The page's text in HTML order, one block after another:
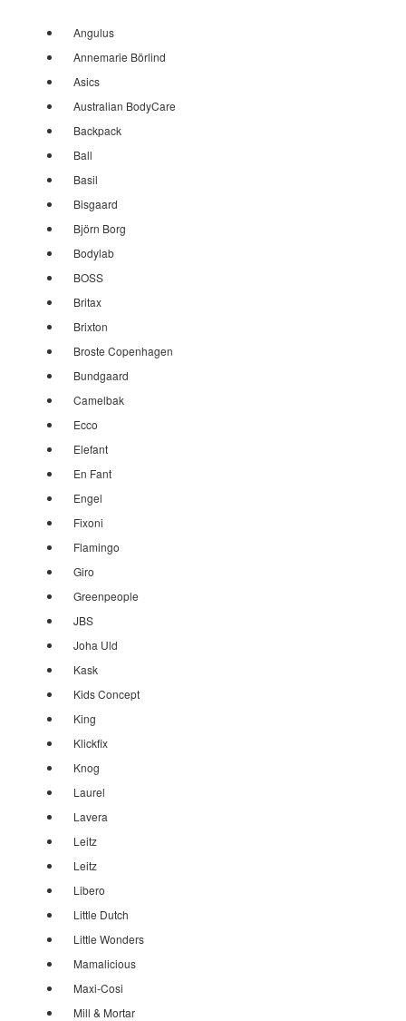
Angulus
Annemarie Börlind
Asics
Australian BodyCare
Backpack
Ball
Basil
Bisgaard
Björn Borg
Bodylab
BOSS
Britax
Brixton
Broste Copenhagen
Bundgaard
Camelbak
Ecco
Elefant
En Fant
Engel
Fixoni
Flamingo
Giro
Greenpeople
JBS
Joha Uld
Kask
Kids Concept
King
Klickfix
Knog
Laurel
Lavera
Leitz
Leitz
Libero
Little Dutch
Little Wonders
Mamalicious
Maxi-Cosi
Mill & Mortar